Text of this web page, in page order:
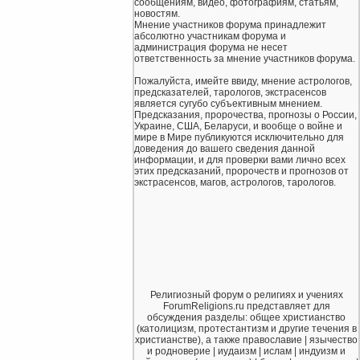
новостям.
Мнение участников форума принадлежит
абсолютно участникам форума и
администрация форума не несет
ответственность за мнение участников форума.
Пожалуйста, имейте ввиду, мнение астрологов,
предсказателей, тарологов, экстрасенсов
является сугубо субъективным мнением.
Предсказания, пророчества, прогнозы о России,
Украине, США, Беларуси, и вообще о войне и
мире в Мире публикуются исключительно для
доведения до вашего сведения данной
информации, и для проверки вами лично всех
этих предсказаний, пророчеств и прогнозов от
экстрасенсов, магов, астрологов, тарологов.
Религиозный форум о религиях и учениях
ForumReligions.ru представляет для
обсуждения разделы: общее христианство
(католицизм, протестантизм и другие течения в
христианстве), а также православие | язычество
и родноверие | иудаизм | ислам | индуизм и